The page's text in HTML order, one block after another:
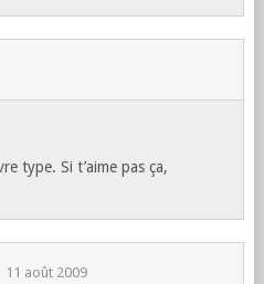
type. Si t’aime pas ça,
11 août 2009